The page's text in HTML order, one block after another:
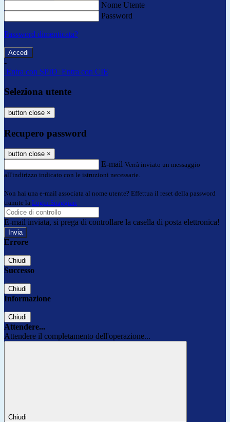
Nome Utente
Password
Password dimenticata?
-
Entra con SPID Entra con CIE
Seleziona utente
button close ×
Recupero password
button close ×
E-mail Verrà inviato un messaggio
all'indirizzo indicato con le istruzioni necessarie.
Non hai una e-mail associata al nome utente? Effettua il reset della password
tramite la Login Spaggiari
E-mail inviata, si prega di controllare la casella di posta elettronica!
Errore
Chiudi
Successo
Chiudi
Informazione
Chiudi
Attendere...
Attendere il completamento dell'operazione...
Chiudi